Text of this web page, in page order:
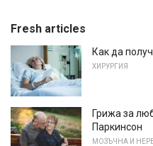
Fresh articles
Как да
ХИРУРГИЯ
Грижа за
Паркинсон
МОЗЪЧНА И